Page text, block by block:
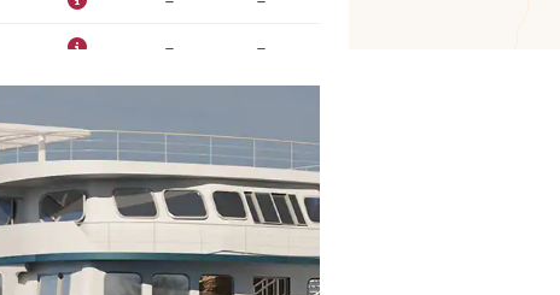
– –
– –
– –
– –
–
– –